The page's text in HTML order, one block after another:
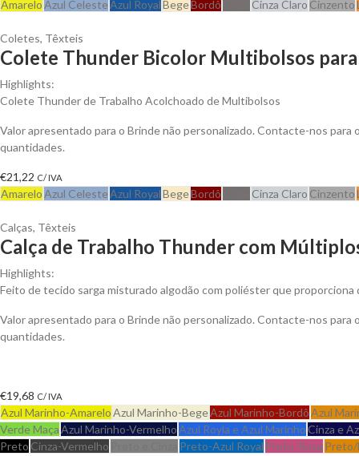
AmareloAzul CelesteAzul RoyalBegeBordô Cinza Claro Cinzento
Coletes, Têxteis
Colete Thunder Bicolor Multibolsos
Highlights:
Colete Thunder de Trabalho Acolchoado de Multibolsos
Valor apresentado para o Brinde não personalizado. Contacte-nos
quantidades.
€21,22 C/ IVA
AmareloAzul CelesteAzul RoyalBegeBordô Cinza Claro Cinzento
Calças, Têxteis
Calça de Trabalho Thunder com
Highlights:
Feito de tecido sarga misturado algodão com poliéster que proporciona
Valor apresentado para o Brinde não personalizado. Contacte-nos
quantidades.
€19,68 C/ IVA
Azul Marinho-AmareloAzul Marinho-BegeAzul Marinho-BordôAzul
Verde MaçaAzul Marinho-VermelhoAzul Royla e Azul Marinho Cinza e
Preto Cinza-Vermelho Preto-Azul Royal Preto-Rosa Preto/